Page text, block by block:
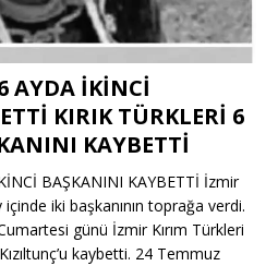
AYDA İKİNCİ
KIRIK TÜRKLERİ 6
KAYBETTİ
BAŞKANINI KAYBETTİ İzmir
iki başkanının toprağa verdi.
günü İzmir Kırım Türkleri
kaybetti. 24 Temmuz